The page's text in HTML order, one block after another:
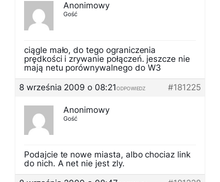
Anonimowy
Gość
ciągle mało, do tego ograniczenia
prędkości i zrywanie połączeń. jeszcze nie
mają netu porównywalnego do W3
8 września 2009 o 08:21
#181225
ODPOWIEDZ
Anonimowy
Gość
Podajcie te nowe miasta, albo chociaz link
do nich. A net nie jest zly.